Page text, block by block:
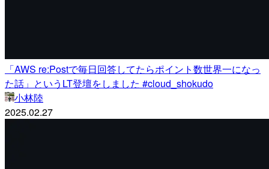
「AWS re:Postで毎日回答してたらポイント数世界一になっ
た話」というLT登壇をしました #cloud_shokudo
小林陸
2025.02.27